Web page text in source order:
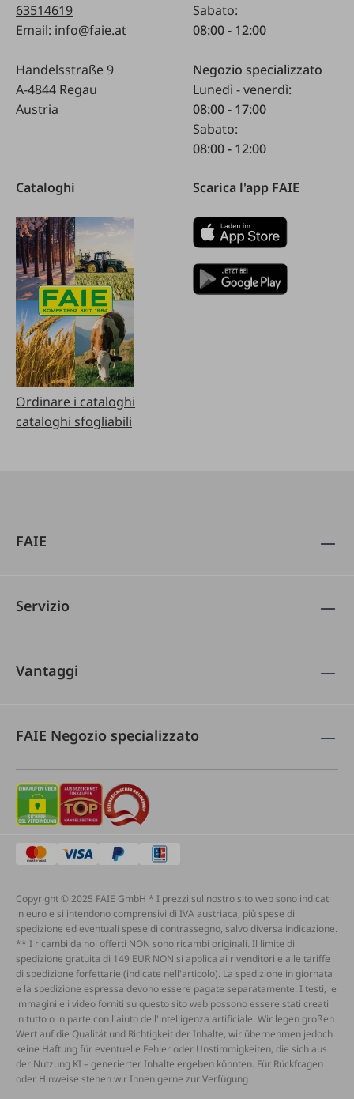
63514619
Email: info@faie.at
Handelsstraße 9
A-4844 Regau
Austria
Sabato:
08:00 - 12:00
Negozio specializzato
Lunedì - venerdì:
08:00 - 17:00
Sabato:
08:00 - 12:00
Cataloghi
Ordinare i cataloghi
cataloghi sfogliabili
Scarica l'app FAIE
FAIE
Servizio
Vantaggi
FAIE Negozio specializzato
Copyright © 2025 FAIE GmbH * I prezzi sul nostro sito web sono indicati
in euro e si intendono comprensivi di IVA austriaca, più spese di
spedizione ed eventuali spese di contrassegno, salvo diversa indicazione.
** I ricambi da noi offerti NON sono ricambi originali. Il limite di
spedizione gratuita di 149 EUR NON si applica ai rivenditori e alle tariffe
di spedizione forfettarie (indicate nell'articolo). La spedizione in giornata
e la spedizione espressa devono essere pagate separatamente. I testi, le
immagini e i video forniti su questo sito web possono essere stati creati
in tutto o in parte con l'aiuto dell'intelligenza artificiale. Wir legen großen
Wert auf die Qualität und Richtigkeit der Inhalte, wir übernehmen jedoch
keine Haftung für eventuelle Fehler oder Unstimmigkeiten, die sich aus
der Nutzung KI – generierter Inhalte ergeben könnten. Für Rückfragen
oder Hinweise stehen wir Ihnen gerne zur Verfügung